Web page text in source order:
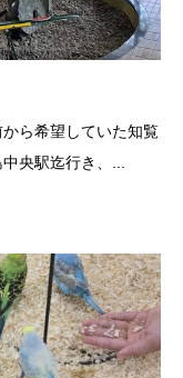
ら希望していた知覧
央駅迄行き、...